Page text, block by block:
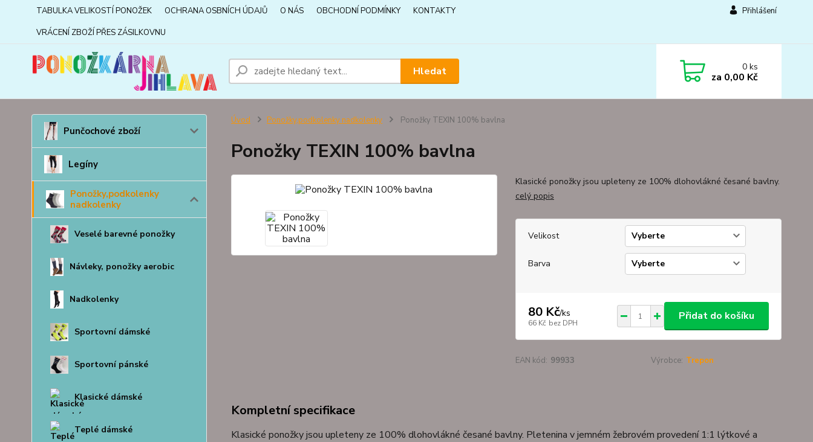
TABULKA VELIKOSTÍ PONOŽEK OCHRANA OSBNÍCH ÚDAJŮ O NÁS OBCHODNÍ PODMÍNKY
KONTAKTY
VRÁCENÍ ZBOŽÍ PŘES ZÁSILKOVNU
Přihlášení
Hledat 0ks
za 0,00 Kč
Punčochové zboží
Legíny
Ponožky,podkolenky
nadkolenky
Veselé barevné ponožky
Návleky, ponožky aerobic
Nadkolenky
Sportovní dámské
Sportovní pánské
Klasické dámské
Teplé dámské
Úvod Ponožky,podkolenky nadkolenky Ponožky TEXIN 100% bavlna
Ponožky TEXIN 100% bavlna
Klasické ponožky jsou upleteny ze 100% dlohovlákné česané bavlny.
celý popis
Velikost
Barva
80 Kč/ks
66 Kč bez DPH
Přidat do košíku
EAN kód: 99933 Výrobce: Trepon
Kompletní specifikace
Klasické ponožky jsou upleteny ze 100% dlohovlákné česané bavlny. Pletenina v jemném žebrovém provedení 1:1 lýtkové a